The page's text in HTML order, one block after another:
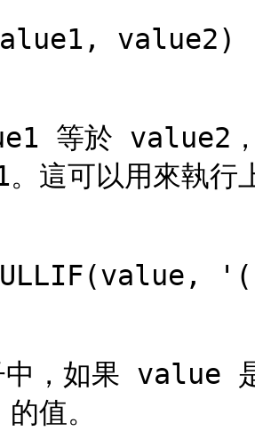
value2)
等於 value2，
這可以用來執行
中，如果 value
值。